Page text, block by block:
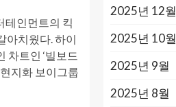
테인먼트의 킥
아치웠다. 하이
차트인 ‘빌보드
지화 보이그룹
2025년 12월
2025년 10월
2025년 9월
2025년 8월